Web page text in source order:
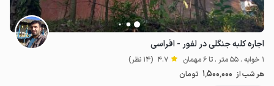
اجاره کلبه جنگلی در لفور - افراسی
1 خوابه . 55 متر . تا 6 مهمان 4.7 (14 نظر)
هر شب از 1٬500٬000 تومان